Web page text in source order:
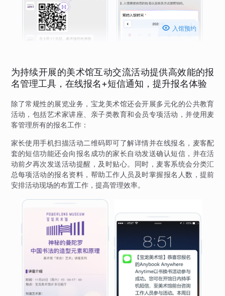
 入馆预约
为持续开展的美术馆互动交流活动提供高效能的报
名管理工具，在线报名+短信通知，提升报名体验
除了常规性的展览业务，宝龙美术馆还会开展多元化的公共教育
活动，包括艺术家讲座、亲子类教育和会员专项活动，并使用麦
客管理所有的报名工作：
家长使用手机扫描活动二维码即可了解详情并在线报名，麦客配
套的短信功能还会向报名成功的家长自动发送确认短信，并在活
动前夕再次发送活动提醒，及时贴心。同时，麦客系统会分类汇
总每项活动的报名资料，帮助工作人员及时掌握报名人数，提前
安排活动现场的布置工作，提高管理效率。